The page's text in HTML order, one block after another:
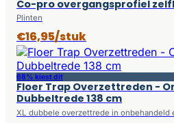
Co-pro overgangsprofiel
Plinten
€16,95/stuk
68% kiest dit
Floer Trap Overzettreden -
Dubbeltrede 138 cm
XL dubbele overzettrede in onbehandeld